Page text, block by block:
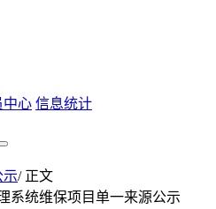
中心 信息统计
示/ 正文
系统维保项目单一来源公示